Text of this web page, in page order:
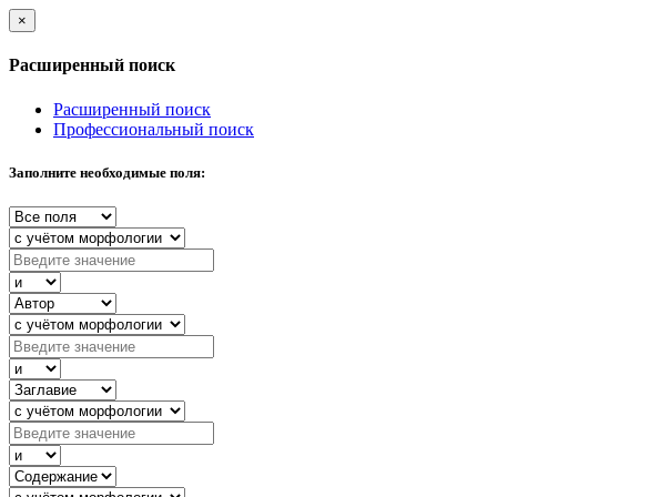
×
Расширенный поиск
Расширенный поиск
Профессиональный поиск
Заполните необходимые поля: